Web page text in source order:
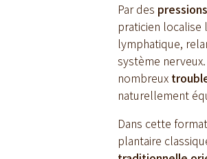
Par des
praticien localise
lymphatique,
système
nombreux
naturellement
Dans cette
plantaire